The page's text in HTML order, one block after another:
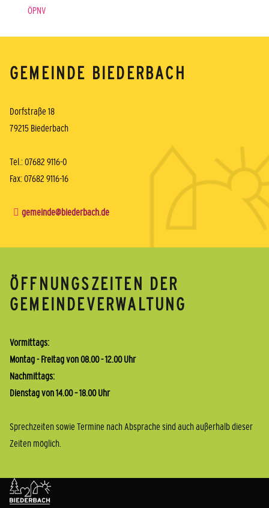
ÖPNV
GEMEINDE BIEDERBACH
Dorfstraße 18
79215 Biederbach
Tel.: 07682 9116-0
Fax: 07682 9116-16
gemeinde@biederbach.de
ÖFFNUNGSZEITEN DER
GEMEINDEVERWALTUNG
Vormittags:
Montag - Freitag von 08.00 - 12.00 Uhr
Nachmittags:
Dienstag von 14.00 – 18.00 Uhr
Sprechzeiten sowie Termine nach Absprache sind auch außerhalb dieser
Zeiten möglich.